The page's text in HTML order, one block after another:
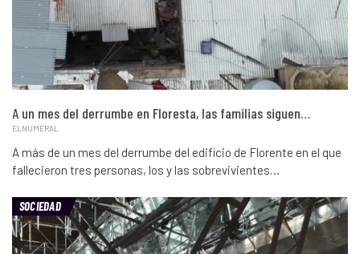
A un mes del derrumbe en Floresta, las familias siguen…
ELNUMERAL
A más de un mes del derrumbe del edificio de Florente en el que
fallecieron tres personas, los y las sobrevivientes…
SOCIEDAD